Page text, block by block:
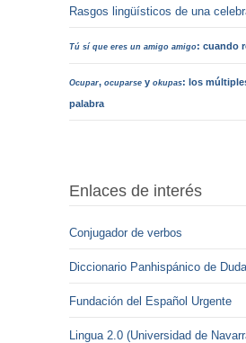
Rasgos lingüísticos de una
Tú sí que eres un amigo amigo: cuando
Ocupar,ocuparse yokupas: los
palabra
Enlaces de interés
Conjugador de verbos
Diccionario Panhispánico de
Fundación del Español Urgente
Lingua 2.0 (Universidad de